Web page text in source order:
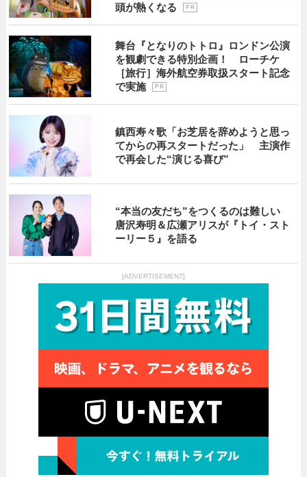
頭が熱くなる
P R
舞台『となりのトトロ』ロンドン公演
を観劇できる特別企画！ ローチケ
［旅行］海外航空券取扱スタート記念
で実施
P R
鎮西寿々歌「お芝居を辞めようと思っ
てからの再スタートだった」 主演作
で再会した“演じる喜び”
“本当の友だち”をつくるのは難しい
唐沢寿明＆広瀬アリスが『トイ・スト
ーリー５』を語る
[ADVERTISEMENT]